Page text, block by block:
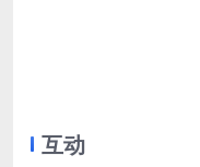
互动